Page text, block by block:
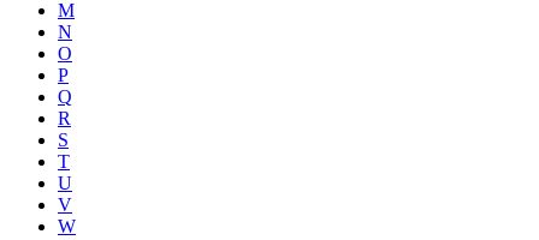
M
N
O
P
Q
R
S
T
U
V
W